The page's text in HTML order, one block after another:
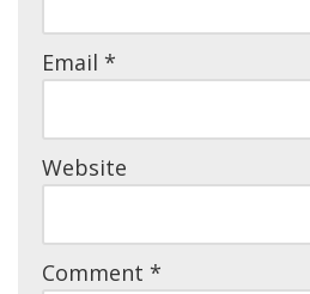
Email *
Website
Comment *